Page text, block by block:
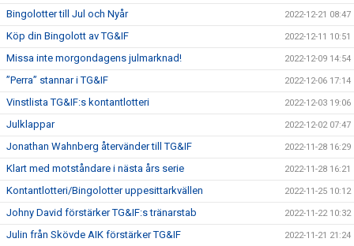
Bingolotter till Jul och Nyår 2022-12-21 08:47
Köp din Bingolott av TG&IF 2022-12-11 10:51
Missa inte morgondagens julmarknad! 2022-12-09 14:54
”Perra” stannar i TG&IF 2022-12-06 17:14
Vinstlista TG&IF:s kontantlotteri 2022-12-03 19:06
Julklappar 2022-12-02 07:47
Jonathan Wahnberg återvänder till TG&IF 2022-11-28 16:29
Klart med motståndare i nästa års serie 2022-11-28 16:21
Kontantlotteri/Bingolotter uppesittarkvällen 2022-11-25 10:12
Johny David förstärker TG&IF:s tränarstab 2022-11-22 10:32
Julin från Skövde AIK förstärker TG&IF 2022-11-21 21:24